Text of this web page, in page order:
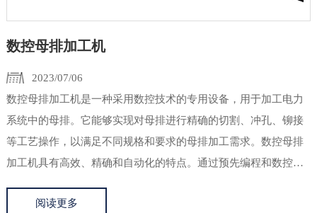
数控母排加工机
2023/07/06
数控母排加工机是一种采用数控技术的专用设备，用于加工电力
系统中的母排。它能够实现对母排进行精确的切割、冲孔、铆接
等工艺操作，以满足不同规格和要求的母排加工需求。数控母排
加工机具有高效、精确和自动化的特点。通过预先编程和数控系
状、孔位等，并实现自动化的加工过程。这样不仅提高了生产效
阅读更多